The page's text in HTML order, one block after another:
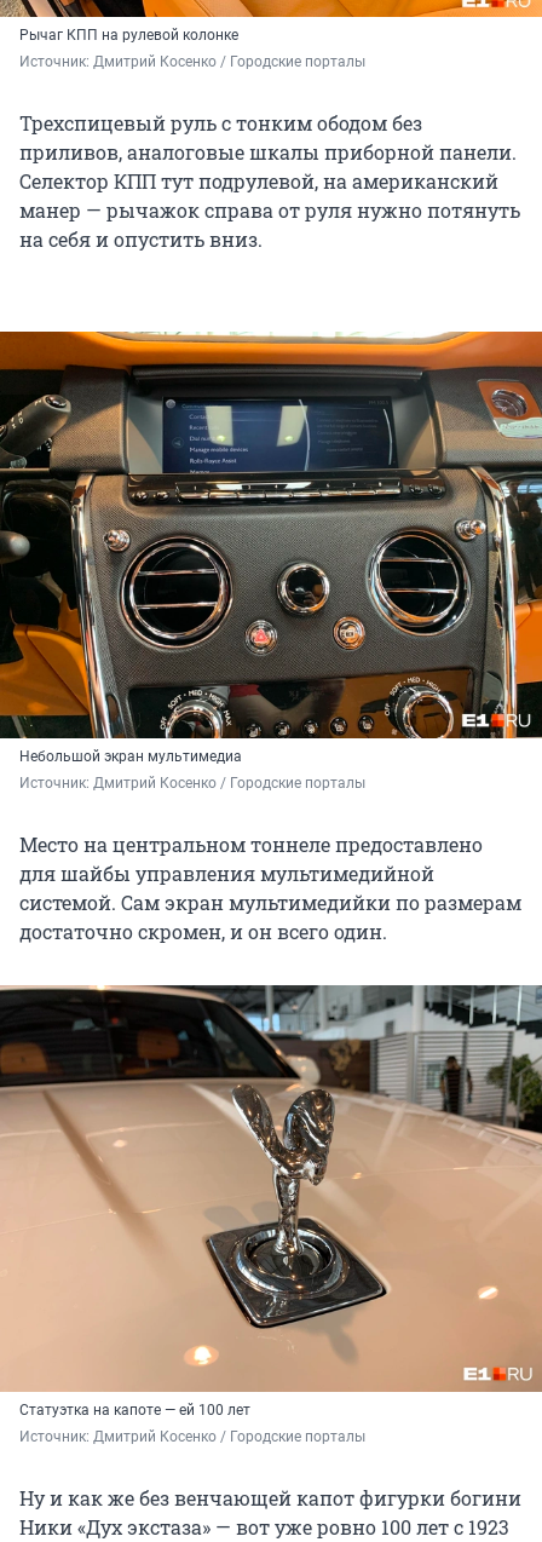
Рычаг КПП на рулевой колонке
Источник: Дмитрий Косенко / Городские порталы
Трехспицевый руль с тонким ободом без
приливов, аналоговые шкалы приборной панели.
Селектор КПП тут подрулевой, на американский
манер — рычажок справа от руля нужно потянуть
на себя и опустить вниз.
Небольшой экран мультимедиа
Источник: Дмитрий Косенко / Городские порталы
Место на центральном тоннеле предоставлено
для шайбы управления мультимедийной
системой. Сам экран мультимедийки по размерам
достаточно скромен, и он всего один.
Статуэтка на капоте — ей 100 лет
Источник: Дмитрий Косенко / Городские порталы
Ну и как же без венчающей капот фигурки богини
Ники «Дух экстаза» — вот уже ровно 100 лет с 1923